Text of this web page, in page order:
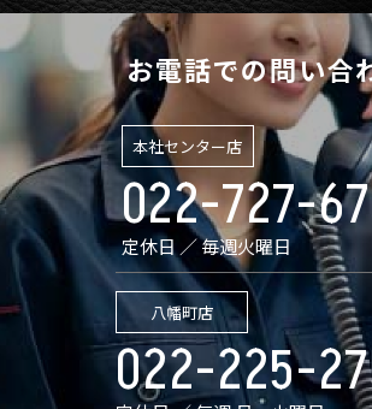
お電話での問い合
本社センター店
022-727-
定休日 ／ 毎週火曜日
八幡町店
022-225-